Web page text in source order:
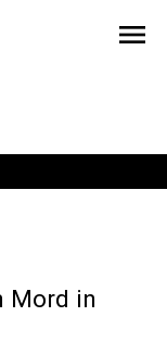
menu
Mord in